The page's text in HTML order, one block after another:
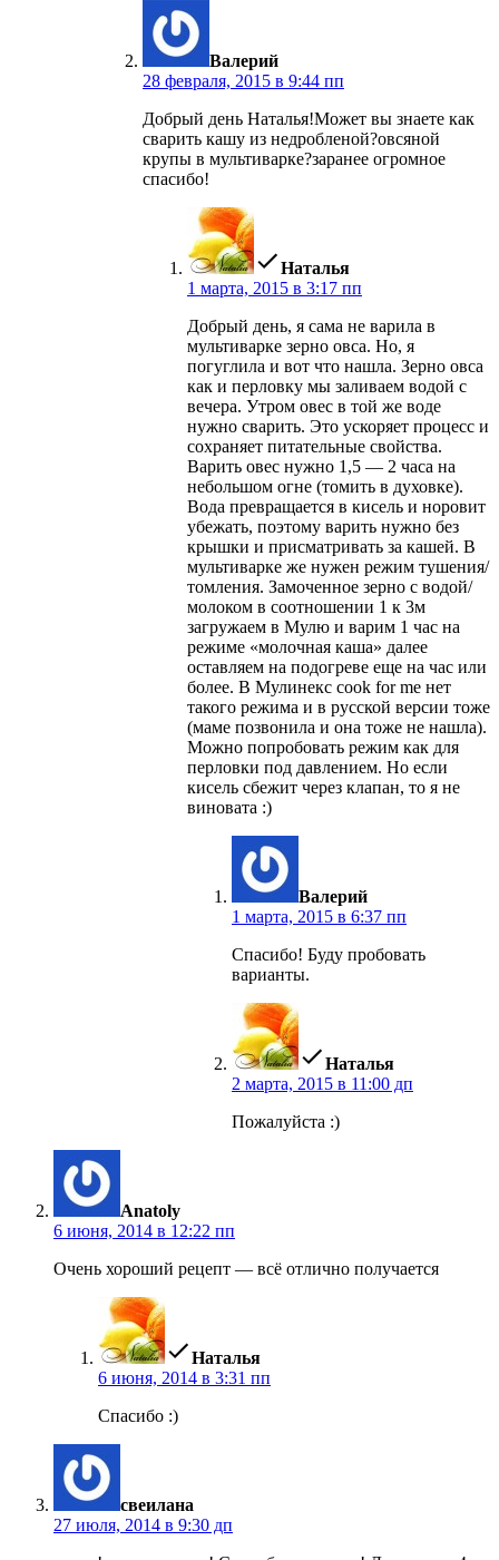
Валерий
28 февраля, 2015 в 9:44 пп
Добрый день Наталья!Может вы знаете как
сварить кашу из недробленой?овсяной
крупы в мультиварке?заранее огромное
спасибо!
Наталья
1 марта, 2015 в 3:17 пп
Добрый день, я сама не варила в
мультиварке зерно овса. Но, я
погуглила и вот что нашла. Зерно овса
как и перловку мы заливаем водой с
вечера. Утром овес в той же воде
нужно сварить. Это ускоряет процесс и
сохраняет питательные свойства.
Варить овес нужно 1,5 — 2 часа на
небольшом огне (томить в духовке).
Вода превращается в кисель и норовит
убежать, поэтому варить нужно без
крышки и присматривать за кашей. В
мультиварке же нужен режим тушения/
томления. Замоченное зерно с водой/
молоком в соотношении 1 к 3м
загружаем в Мулю и варим 1 час на
режиме «молочная каша» далее
оставляем на подогреве еще на час или
более. В Мулинекс cook for me нет
такого режима и в русской версии тоже
(маме позвонила и она тоже не нашла).
Можно попробовать режим как для
перловки под давлением. Но если
кисель сбежит через клапан, то я не
виновата :)
Валерий
1 марта, 2015 в 6:37 пп
Спасибо! Буду пробовать
варианты.
Наталья
2 марта, 2015 в 11:00 дп
Пожалуйста :)
Anatoly
6 июня, 2014 в 12:22 пп
Очень хороший рецепт — всё отлично получается
Наталья
6 июня, 2014 в 3:31 пп
Спасибо :)
свеилана
27 июля, 2014 в 9:30 дп